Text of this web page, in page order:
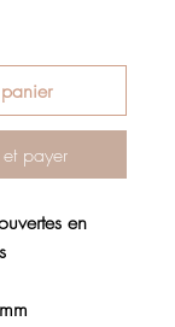
payer
en